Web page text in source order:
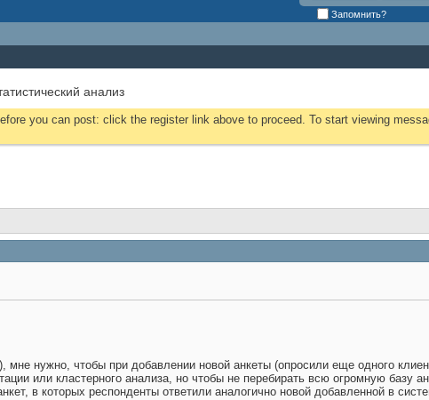
Запомнить?
анализ
you can post: click the register link above to proceed. To start viewing
нужно, чтобы при добавлении новой анкеты (опросили еще одного
или кластерного анализа, но чтобы не перебирать всю огромную базу
в которых респонденты ответили аналогично новой добавленной в